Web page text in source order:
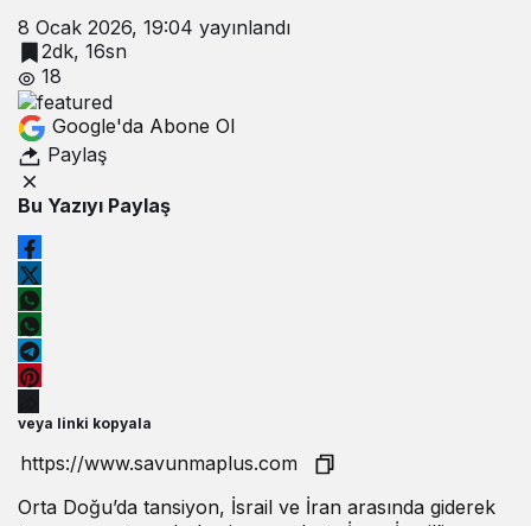
8 Ocak 2026, 19:04 yayınlandı
2dk, 16sn
18
Google'da Abone Ol
Paylaş
Bu Yazıyı Paylaş
veya linki kopyala
Orta Doğu’da tansiyon, İsrail ve İran arasında giderek